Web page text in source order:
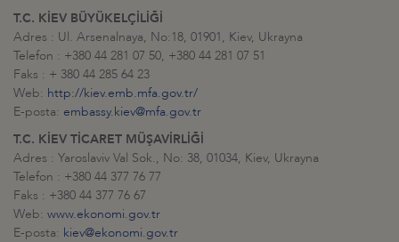
T.C. KİEV BÜYÜKELÇİLİĞİ
Adres : Ul. Arsenalnaya, No:18, 01901, Kiev, Ukrayna
Telefon : +380 44 281 07 50, +380 44 281 07 51
Faks : + 380 44 285 64 23
Web: http://kiev.emb.mfa.gov.tr/
E-posta: embassy.kiev@mfa.gov.tr
T.C. KİEV TİCARET MÜŞAVİRLİĞİ
Adres : Yaroslaviv Val Sok., No: 38, 01034, Kiev, Ukrayna
Telefon : +380 44 377 76 77
Faks : +380 44 377 76 67
Web: www.ekonomi.gov.tr
E-posta: kiev@ekonomi.gov.tr